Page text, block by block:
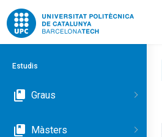
Go to upc.edu
Estudis
Graus
Màsters